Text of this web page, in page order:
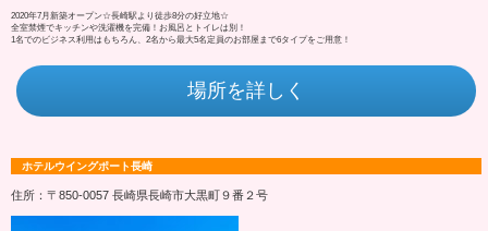
2020年7月新築オープン☆長崎駅より徒歩8分の好立地☆
全室禁煙でキッチンや洗濯機を完備！お風呂とトイレは別！
1名でのビジネス利用はもちろん、2名から最大5名定員のお部屋まで6タイプをご用意！
場所を詳しく
ホテルウイングポート長崎
住所：〒850-0057 長崎県長崎市大黒町９番２号